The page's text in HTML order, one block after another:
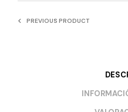
PREVIOUS PRODUCT